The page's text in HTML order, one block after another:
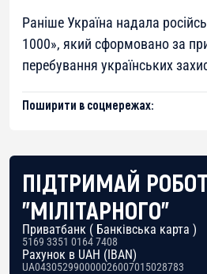
Раніше Україна надала
1000», який сформовано за
перебування українських
Поширити в соцмережах:
ПІДТРИМАЙ
"МІЛІТАРНОГО"
Приватбанк ( Банківська карта )
5169 3351 0164 7408
Рахунок в UAH (IBAN)
UA043052990000026007015028783